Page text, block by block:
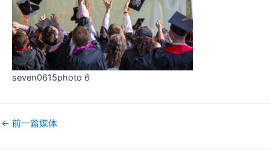
seven0615photo 6
← 前一篇媒体